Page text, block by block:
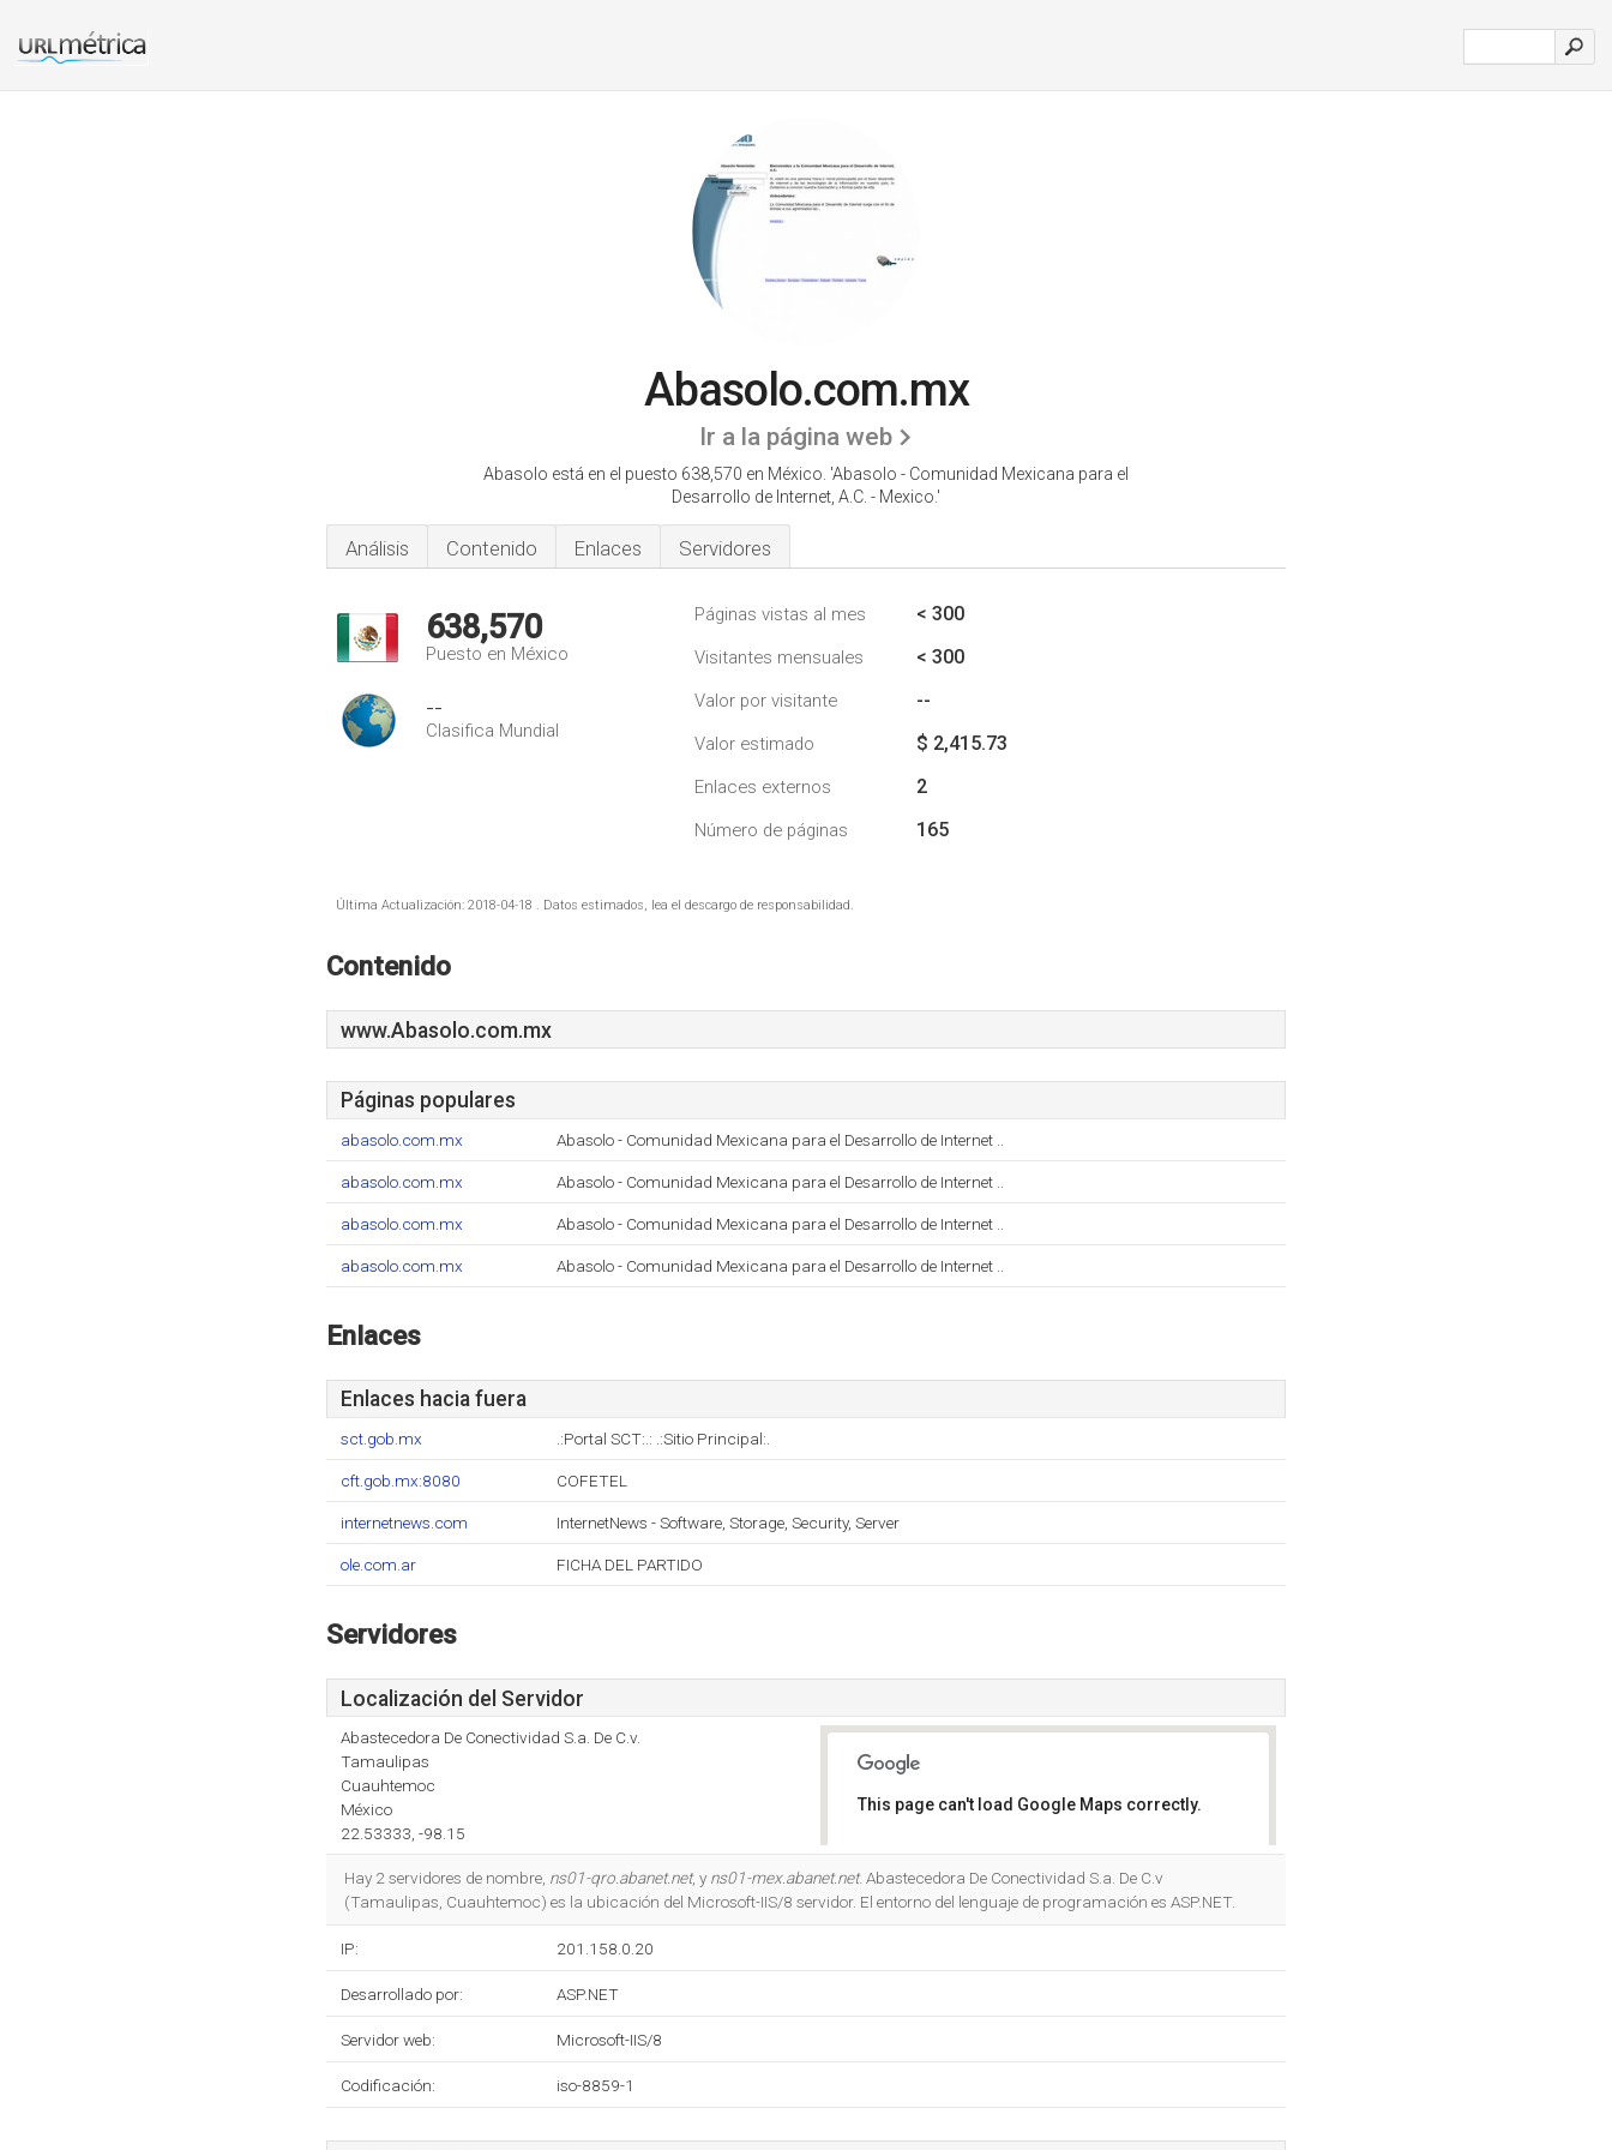
Abasolo.com.mx
Ir a la página web
Abasolo está en el puesto 638,570 en México. 'Abasolo - Comunidad Mexicana para el
Desarrollo de Internet, A.C. - Mexico.'
Análisis Contenido Enlaces Servidores
638,570
Puesto en México
--
Clasifica Mundial
Páginas vistas al mes < 300
Visitantes mensuales < 300
Valor por visitante --
Valor estimado $ 2,415.73
Enlaces externos 2
Número de páginas 165
Última Actualización: 2018-04-18 . Datos estimados, lea el descargo de responsabilidad.
Contenido
www.Abasolo.com.mx
Páginas populares
abasolo.com.mx Abasolo - Comunidad Mexicana para el Desarrollo de Internet ..
abasolo.com.mx Abasolo - Comunidad Mexicana para el Desarrollo de Internet ..
abasolo.com.mx Abasolo - Comunidad Mexicana para el Desarrollo de Internet ..
abasolo.com.mx Abasolo - Comunidad Mexicana para el Desarrollo de Internet ..
Enlaces
Enlaces hacia fuera
sct.gob.mx .:Portal SCT:.: .:Sitio Principal:.
cft.gob.mx:8080 COFETEL
internetnews.com InternetNews - Software, Storage, Security, Server
ole.com.ar FICHA DEL PARTIDO
Servidores
Localización del Servidor
Abastecedora De Conectividad S.a. De C.v.
Tamaulipas
Cuauhtemoc
México
22.53333, -98.15
This page can't load Google Maps correctly.
Hay 2 servidores de nombre, ns01-qro.abanet.net, y ns01-mex.abanet.net. Abastecedora De Conectividad S.a. De C.v
(Tamaulipas, Cuauhtemoc) es la ubicación del Microsoft-IIS/8 servidor. El entorno del lenguaje de programación es ASP.NET.
IP: 201.158.0.20
Desarrollado por: ASP.NET
Servidor web: Microsoft-IIS/8
Codificación: iso-8859-1